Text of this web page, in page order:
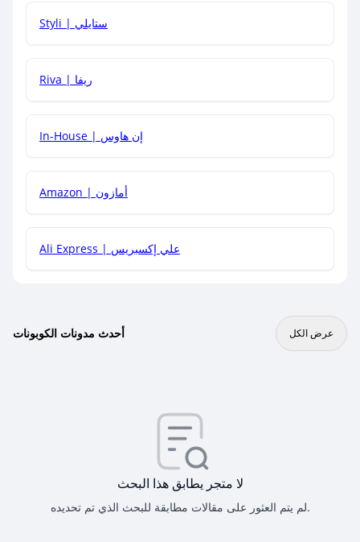
هل يمكنني جمع كود خصم مع العروض الأخرى؟
Styli | ستايلي
Riva | ريفا
In-House | إن هاوس
Amazon | أمازون
Ali Express | علي إكسبريس
أحدث مدونات الكوبونات عرض الكل
لا متجر يطابق هذا البحث
لم يتم العثور على مقالات مطابقة للبحث الذي تم تحديده.